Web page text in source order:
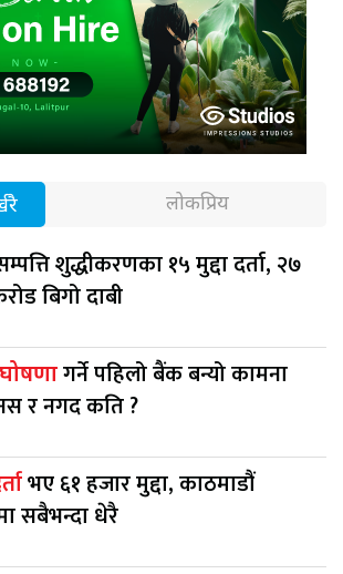
लोकप्रिय
शुद्धीकरणका १५ मुद्दा दर्ता, २७
बिगो दाबी
गर्ने पहिलो बैंक बन्यो कामना
र नगद कति ?
भए ६१ हजार मुद्दा, काठमाडौं
सबैभन्दा धेरै